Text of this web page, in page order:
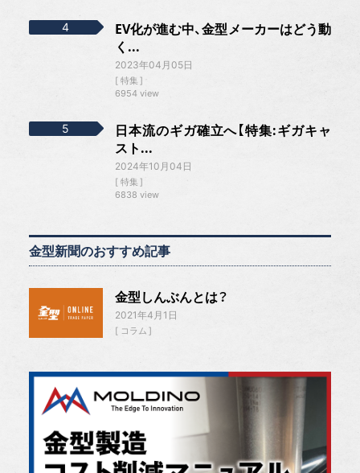
EV化が進む中、金型メーカーはどう動
く...
2023年04月05日
特集
6954 view
日本流のギガ確立へ【特集:ギガキャ
スト...
2024年10月04日
特集
6838 view
金型新聞のおすすめ記事
金型しんぶんとは？
2021年4月1日
コラム